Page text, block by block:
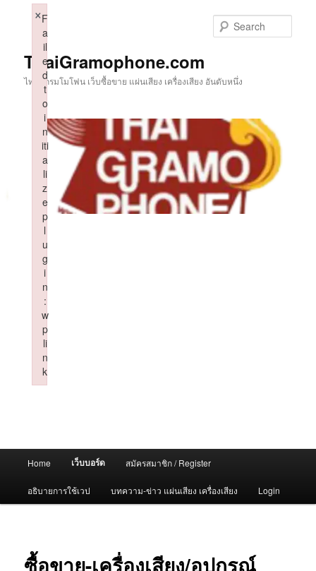
ThaiGramophone.com
ไทยแกรมโมโฟน เว็บซื้อขาย แผ่นเสียง เครื่องเสียง อันดับหนึ่ง
Home เว็บบอร์ด สมัครสมาชิก / Register
อธิบายการใช้เวป บทความ-ข่าว แผ่นเสียง เครื่องเสียง Login
F
a
il
e
d
t
o
i
n
iti
a
li
z
e
p
l
u
g
i
n
:
w
p
li
n
k
×
Failed to initialize plugin: wplink